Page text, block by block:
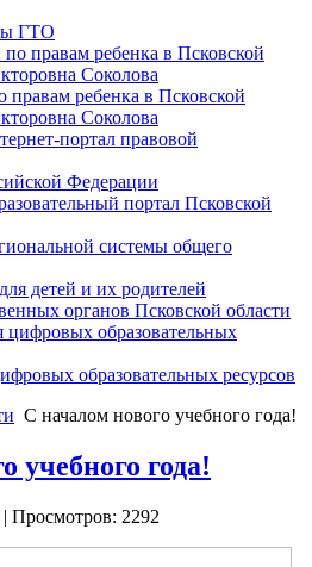
ГТО
ребенка в Псковской
Соколова
образовательных ресурсов
С началом нового учебного года!
учебного года!
| Просмотров: 2292